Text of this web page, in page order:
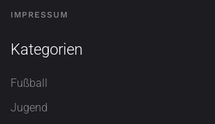
IMPRESSUM
Kategorien
Fußball
Jugend